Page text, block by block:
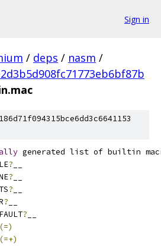
Sign in
/ deps / nasm /
generated list of builtin
?
?
?
?
?
(=)
(=+)